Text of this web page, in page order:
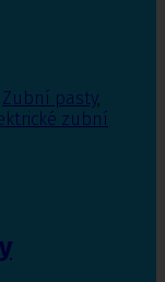
Zubní pasty,
zubní